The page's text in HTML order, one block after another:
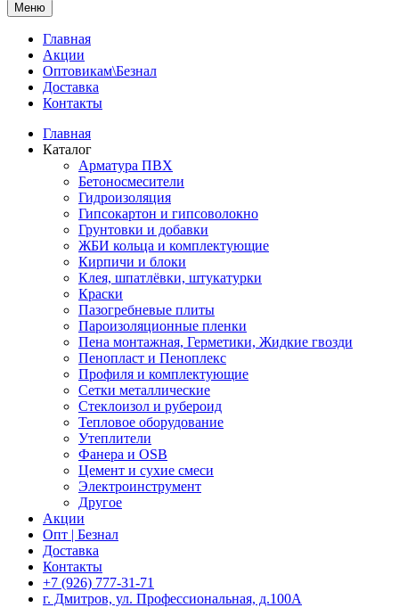
Меню
Главная
Акции
Оптовикам\Безнал
Доставка
Контакты
Главная
Каталог
Арматура ПВХ
Бетоносмесители
Гидроизоляция
Гипсокартон и гипсоволокно
Грунтовки и добавки
ЖБИ кольца и комплектующие
Кирпичи и блоки
Клея, шпатлёвки, штукатурки
Краски
Пазогребневые плиты
Пароизоляционные пленки
Пена монтажная, Герметики, Жидкие гвозди
Пенопласт и Пеноплекс
Профиля и комплектующие
Сетки металлические
Стеклоизол и рубероид
Тепловое оборудование
Утеплители
Фанера и OSB
Цемент и сухие смеси
Электроинструмент
Другое
Акции
Опт | Безнал
Доставка
Контакты
+7 (926) 777-31-71
г. Дмитров, ул. Профессиональная, д.100А